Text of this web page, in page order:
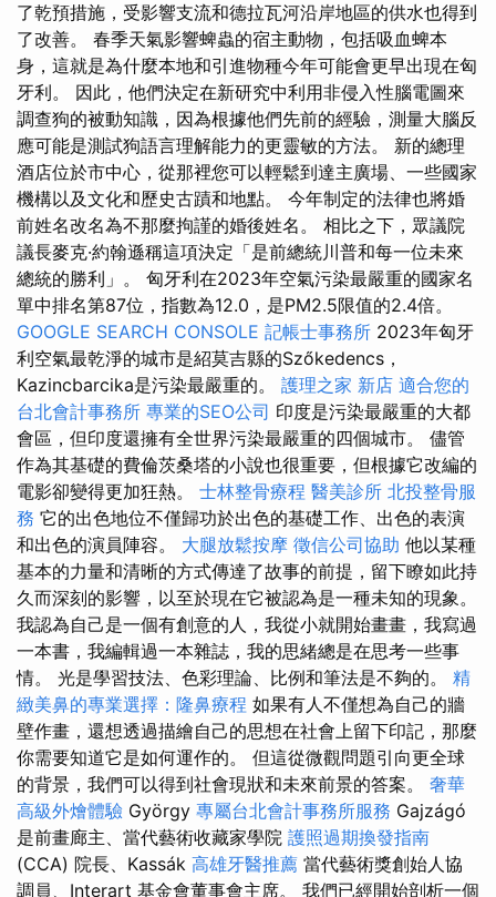
了乾預措施，受影響支流和德拉瓦河沿岸地區的供水也得到
了改善。 春季天氣影響蜱蟲的宿主動物，包括吸血蜱本
身，這就是為什麼本地和引進物種今年可能會更早出現在匈
牙利。 因此，他們決定在新研究中利用非侵入性腦電圖來
調查狗的被動知識，因為根據他們先前的經驗，測量大腦反
應可能是測試狗語言理解能力的更靈敏的方法。 新的總理
酒店位於市中心，從那裡您可以輕鬆到達主廣場、一些國家
機構以及文化和歷史古蹟和地點。 今年制定的法律也將婚
前姓名改名為不那麼拘謹的婚後姓名。 相比之下，眾議院
議長麥克·約翰遜稱這項決定「是前總統川普和每一位未來
總統的勝利」。 匈牙利在2023年空氣污染最嚴重的國家名
單中排名第87位，指數為12.0，是PM2.5限值的2.4倍。
GOOGLE SEARCH CONSOLE 記帳士事務所 2023年匈牙
利空氣最乾淨的城市是紹莫吉縣的Szőkedencs，
Kazincbarcika是污染最嚴重的。 護理之家 新店 適合您的
台北會計事務所 專業的SEO公司 印度是污染最嚴重的大都
會區，但印度還擁有全世界污染最嚴重的四個城市。 儘管
作為其基礎的費倫茨桑塔的小說也很重要，但根據它改編的
電影卻變得更加狂熱。 士林整骨療程 醫美診所 北投整骨服
務 它的出色地位不僅歸功於出色的基礎工作、出色的表演
和出色的演員陣容。 大腿放鬆按摩 徵信公司協助 他以某種
基本的力量和清晰的方式傳達了故事的前提，留下瞭如此持
久而深刻的影響，以至於現在它被認為是一種未知的現象。
我認為自己是一個有創意的人，我從小就開始畫畫，我寫過
一本書，我編輯過一本雜誌，我的思緒總是在思考一些事
情。 光是學習技法、色彩理論、比例和筆法是不夠的。 精
緻美鼻的專業選擇：隆鼻療程 如果有人不僅想為自己的牆
壁作畫，還想透過描繪自己的思想在社會上留下印記，那麼
你需要知道它是如何運作的。 但這從微觀問題引向更全球
的背景，我們可以得到社會現狀和未來前景的答案。 奢華
高級外燴體驗 György 專屬台北會計事務所服務 Gajzágó
是前畫廊主、當代藝術收藏家學院 護照過期換發指南
(CCA) 院長、Kassák 高雄牙醫推薦 當代藝術獎創始人協
調員、Interart 基金會董事會主席。 我們已經開始剖析一個